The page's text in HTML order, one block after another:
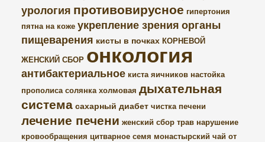
урология противовирусное гипертония
пятна на коже укрепление зрения органы
пищеварения кисты в почках КОРНЕВОЙ
ЖЕНСКИЙ СБОР онкология
антибактериальное киста яичников настойка
прополиса солянка холмовая дыхательная
система сахарный диабет чистка печени
лечение печени женский сбор трав нарушение
кровообращения цитварное семя монастырский чай от